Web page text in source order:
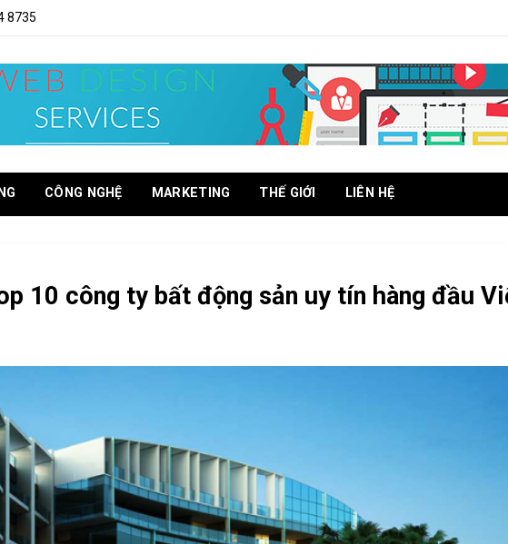
8735
CÔNG NGHỆ MARKETING THẾ GIỚI LIÊN HỆ
10 công ty bất động sản uy tín hàng đầu